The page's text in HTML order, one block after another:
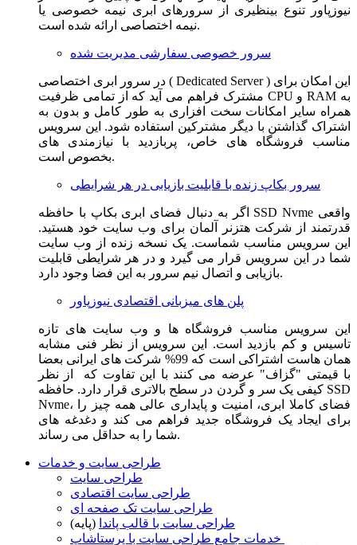
نیوزپاور تنوع بینظیری از سرورهای ابری نیمه خصوصی یا
نیمه اختصاصی ارائه شده است.
سرور خصوصی سفارشی مدیریت شده
در سرور ابری اختصاصی ( Dedicated Server ) این امکان برای
مشترک فراهم می آید که از تمامی ظرفیت CPU و RAM به
همراه سایر امکانات سخت افزاری به طور کامل و بدون به
اشتراک گذاشتن با دیگر مشترکین استفاده شود. این سرویس
مناسب فروشگاه های خاص، پربازدید با نیازمندی های
بخصوص است.
سرور بکاپ زنده با قابلیت بازیابی در هر شرایطی
اگر به دنبال فضای ابری بکاپ با حافظه SSD Nvme واقعی
قدرتمند از شرکت هتزنر آلمان برای وب سایت خود هستید.
این سرویس مناسب شماست. یک نسخه زنده از وب سایت
شما در این سرویس قرار می گیرد و در هر شرایطی قابلیت
بازیابی و اتصال نیم سرور به این فضا وجود دارد.
پلن های میزبانی اقتصادی نیوزپاور
این سرویس مناسب فروشگاه ها و وب سایت های تازه
تاسیس و کم بازدید است. این سرویس از نظر فنی مشابه
همان هاست اشتراکی است که 99% شرکت های ایرانی بعضا
با قیمتی "گزاف" عرضه می کنند با این تفاوت که از نظر
کیفی یک سر و گردن در سطح بالاتری قرار دارد. حافظه SSD
Nvme، فضای کاملا ابری، امنیت و پایداری عالی همه چیز را
برای ایجاد یک فروشگاه جدید فراهم می کند و دغدغه های
شما را به حداقل می رساند.
طراحی سایت و خدمات
طراحی سایت
طراحی سایت اقتصادی
طراحی سایت تک صفحه ای
طراحی سایت با قالب پاندا (پایه)